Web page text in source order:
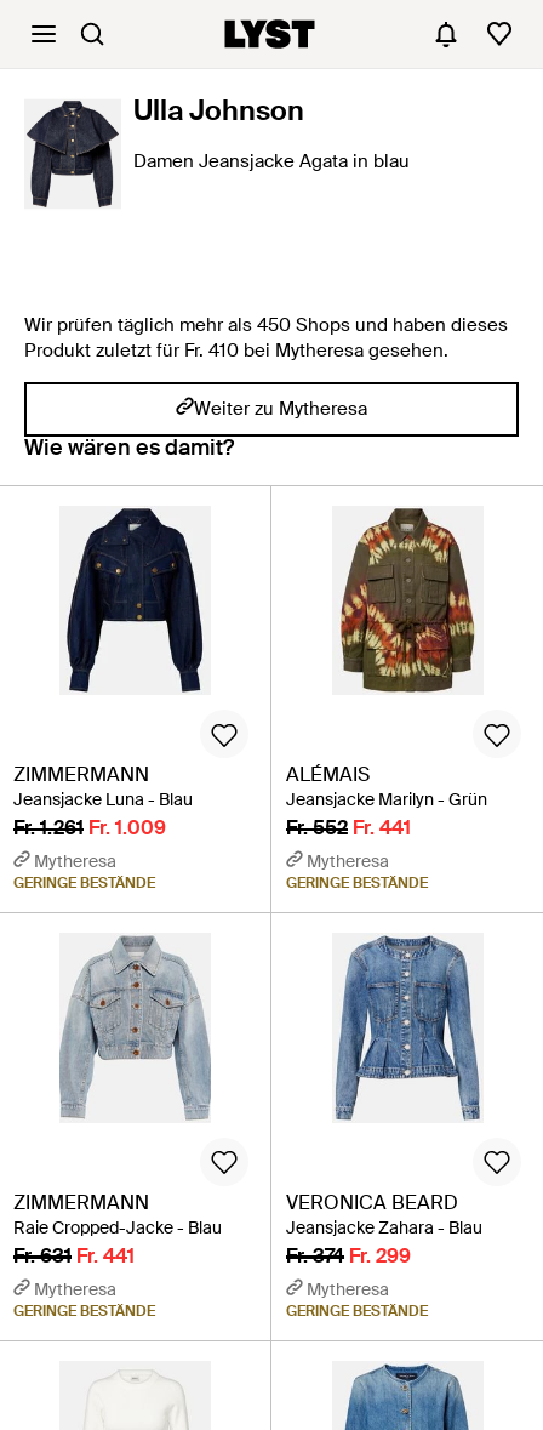
Ulla Johnson
Damen Jeansjacke Agata in blau
Wir prüfen täglich mehr als 450 Shops und haben dieses
Produkt zuletzt für Fr. 410 bei Mytheresa gesehen.
Weiter zu Mytheresa
Wie wären es damit?
ZIMMERMANN
Jeansjacke Luna - Blau
Fr. 1.261 Fr. 1.009
Mytheresa
GERINGE BESTÄNDE
ALÉMAIS
Jeansjacke Marilyn - Grün
Fr. 552 Fr. 441
Mytheresa
GERINGE BESTÄNDE
ZIMMERMANN
Raie Cropped-Jacke - Blau
Fr. 631 Fr. 441
Mytheresa
GERINGE BESTÄNDE
VERONICA BEARD
Jeansjacke Zahara - Blau
Fr. 374 Fr. 299
Mytheresa
GERINGE BESTÄNDE